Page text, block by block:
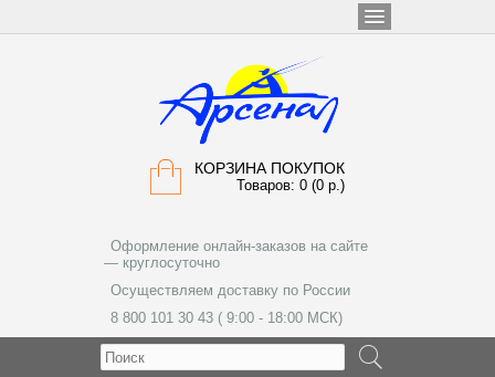
КОРЗИНА ПОКУПОК
Товаров: 0 (0 р.)
Оформление онлайн-заказов на сайте
— круглосуточно
Осуществляем доставку по России
8 800 101 30 43 ( 9:00 - 18:00 МСК)